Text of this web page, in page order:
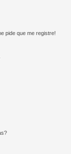
pide que me registre!